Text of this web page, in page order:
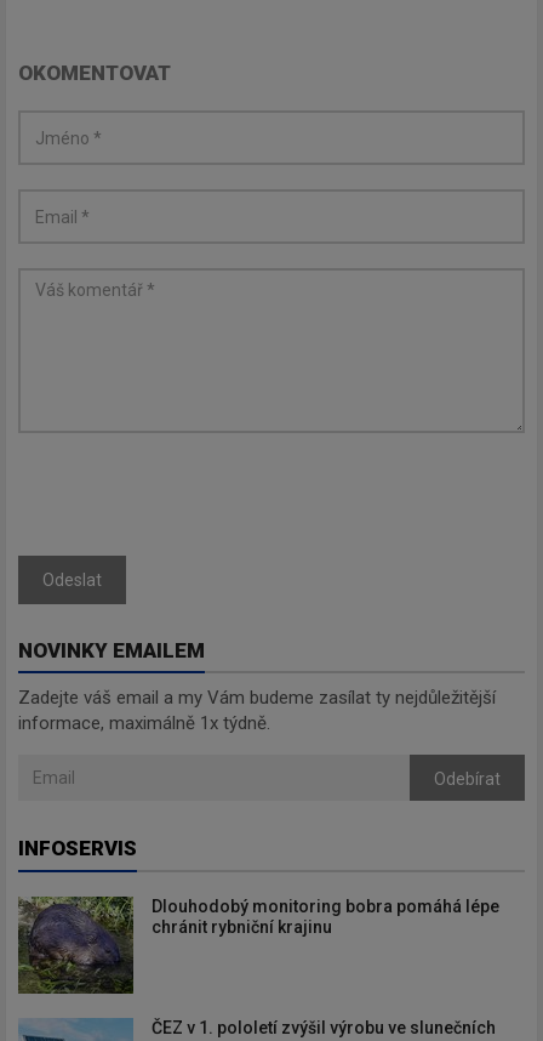
OKOMENTOVAT
Odeslat
NOVINKY EMAILEM
Zadejte váš email a my Vám budeme zasílat ty nejdůležitější
informace, maximálně 1x týdně.
Odebírat
INFOSERVIS
Dlouhodobý monitoring bobra pomáhá lépe
chránit rybniční krajinu
ČEZ v 1. pololetí zvýšil výrobu ve slunečních